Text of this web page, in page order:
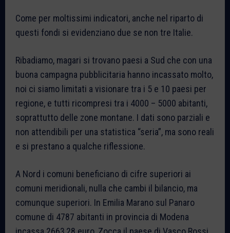
Come per moltissimi indicatori, anche nel riparto di
questi fondi si evidenziano due se non tre Italie.
Ribadiamo, magari si trovano paesi a Sud che con una
buona campagna pubblicitaria hanno incassato molto,
noi ci siamo limitati a visionare tra i 5 e 10 paesi per
regione, e tutti ricompresi tra i 4000 – 5000 abitanti,
soprattutto delle zone montane. I dati sono parziali e
non attendibili per una statistica “seria”, ma sono reali
e si prestano a qualche riflessione.
A Nord i comuni beneficiano di cifre superiori ai
comuni meridionali, nulla che cambi il bilancio, ma
comunque superiori. In Emilia Marano sul Panaro
comune di 4787 abitanti in provincia di Modena